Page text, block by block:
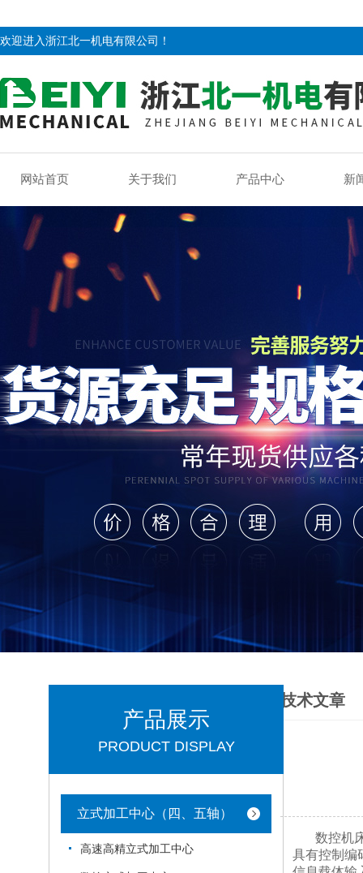
欢迎进入浙江北一机电有限公司！
网站首页 关于我们 产品中心 新
产品展示
PRODUCT DISPLAY
立式加工中心（四、五轴）
高速高精立式加工中心
技术文章
数控机床
具有控制编